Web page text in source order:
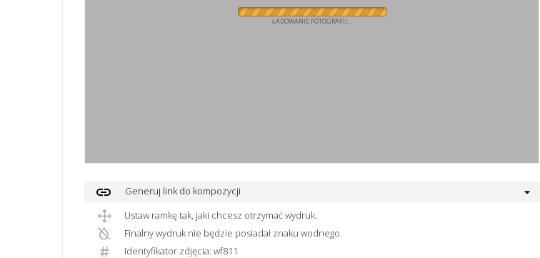
ŁADOWANIE FOTOGRAFII...
link
Generuj link do kompozycji
Ustaw ramkę tak, jaki chcesz otrzymać wydruk.
Finalny wydruk nie będzie posiadał znaku wodnego.
Identyfikator zdjęcia: wf811